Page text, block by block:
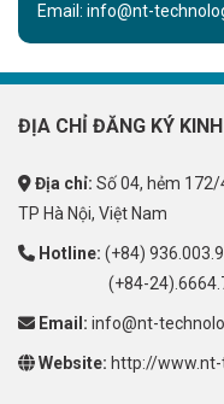
Email: info@nt-
ĐỊA CHỈ ĐĂNG KÝ
Địa chỉ: Số 04, hẻm
TP Hà Nội, Việt Nam
Hotline: (+84)
(+84-
Email: info@nt-
Website: http://www.nt-